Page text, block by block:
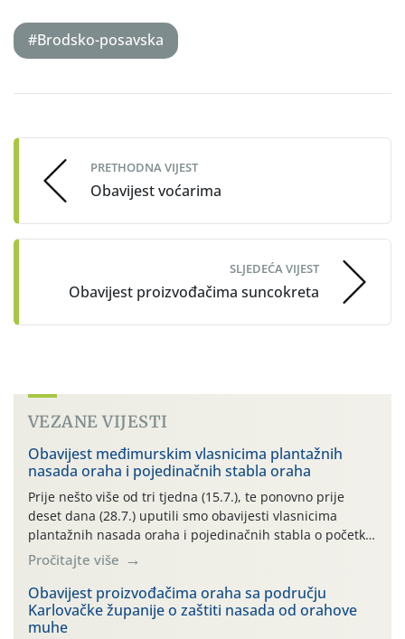
#Brodsko-posavska
navigation
PRETHODNA VIJEST
Obavijest voćarima
SLJEDEĆA VIJEST
Obavijest proizvođačima suncokreta
VEZANE VIJESTI
Obavijest međimurskim vlasnicima plantažnih
nasada oraha i pojedinačnih stabla oraha
Prije nešto više od tri tjedna (15.7.), te ponovno prije
deset dana (28.7.) uputili smo obavijesti vlasnicima
plantažnih nasada oraha i pojedinačnih stabla o početku
leta i ovogodišnjoj potrebi usmjerenog suzbijanja
orahove muhe (Rhagoletis completa)! Već dvanaest dana
traje drugi ovogodišnji “toplinski udar”, koji naročito
izražen zadnja šest dana (31.7.-05.8.), jer najviše
temperature zraka svakodnevno […]
Pročitajte više
Obavijest proizvođačima oraha sa području
Karlovačke županije o zaštiti nasada od orahove
muhe